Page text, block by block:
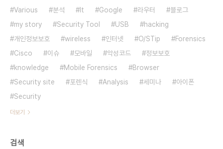
Various
분석 It Google 라우터
블로그
my story
Security Tool USB
hacking
개인정보보호
wireless 인터넷 O/STip
Forensics
Cisco
이슈 모바일 악성코드
정보보호
knowledge
Mobile Forensics
Browser
Security site
포렌식 Analysis 세미나
아이폰
Security
더보기
검색